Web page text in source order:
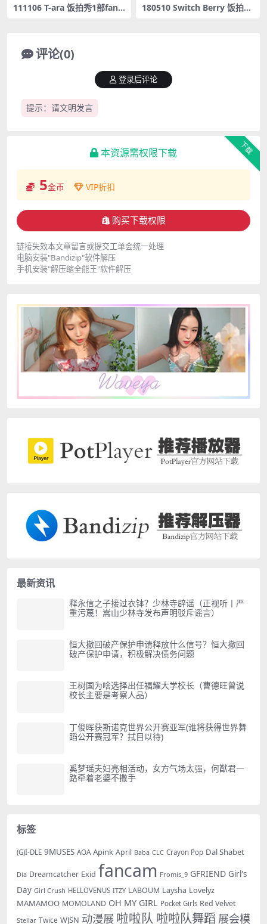
111106 T-ara 饭拍秀1部fanc
180510 Switch Berry 饭拍秀
评论(0)
提示：请文明发言
登录后评论
下载
本资源需权限下载
5金币 VIP折扣
购买下载权限
链接失效本文章留言或提交工单会统一处理
电脑安装"Bandizip"软件解压
手机安装"解压缩全能王"软件解压
最新资讯
释永信之子接过衣钵？少林寺辟谣（正视听丨严
重污蔑！嵩山少林寺发布声明驳斥谣言）
恒大撤回破产保护申请释放什么信号？恒大撤回
破产保护申请，积极解决债务问题
王树国为啥选择出任福耀大学校长（曹德旺曾说
校长主要是考察人品）
丁俊晖获斯诺克世界公开赛亚军(谁将获得世界舞
蹈公开赛冠军？拭目以待)
奚梦瑶夫妇亮相活动，女方气场太强，何猷君一
路牵着老婆不撒手
标签
(G)I-DLE 9MUSES AOA Apink April Baba CLC Crayon Pop Dal Shabet
Dia Dreamcatcher Exid fancam Fromis_9 GFRIEND Girl's
Day Girl Crush HELLOVENUS ITZY LABOUM Laysha Lovelyz
MAMAMOO MOMOLAND OH MY GIRL Pocket Girls Red Velvet
Stellar Twice WJSN 动漫展 啦啦队 啦啦队舞蹈 展会模